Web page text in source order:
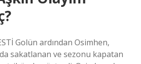
Golün ardından Osimhen,
sakatlanan ve sezonu kapatan